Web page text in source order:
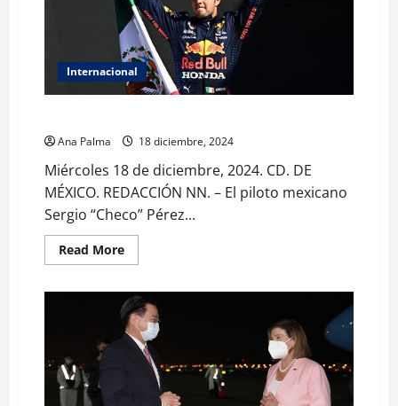
Internacional
Ana Palma 18 diciembre, 2024
Miércoles 18 de diciembre, 2024. CD. DE
MÉXICO. REDACCIÓN NN. – El piloto mexicano
Sergio “Checo” Pérez...
Read MoreRead
more
“Checo”
Pérez
de
Red
Bull
para
Fórmula